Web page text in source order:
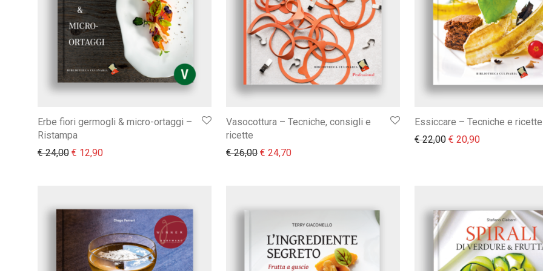
Erbe fiori germogli & micro-ortaggi –
Ristampa
€24,00 Il prezzo originale era: € 24,00.
€ 12,90Il prezzo attuale è: € 12,90.
Vasocottura – Tecniche, consigli e
ricette
€26,00 Il prezzo originale era: € 26,00.
€ 24,70Il prezzo attuale è: € 24,70.
Essiccare – Tecniche e ricette
€22,00 Il prezzo originale era:
€ 20,90Il prezzo